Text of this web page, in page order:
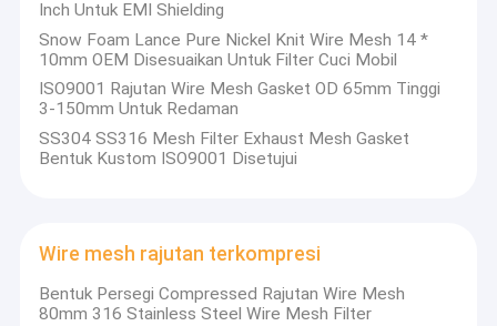
Inch Untuk EMI Shielding
Snow Foam Lance Pure Nickel Knit Wire Mesh 14 *
10mm OEM Disesuaikan Untuk Filter Cuci Mobil
ISO9001 Rajutan Wire Mesh Gasket OD 65mm Tinggi
3-150mm Untuk Redaman
SS304 SS316 Mesh Filter Exhaust Mesh Gasket
Bentuk Kustom ISO9001 Disetujui
Wire mesh rajutan terkompresi
Bentuk Persegi Compressed Rajutan Wire Mesh
80mm 316 Stainless Steel Wire Mesh Filter